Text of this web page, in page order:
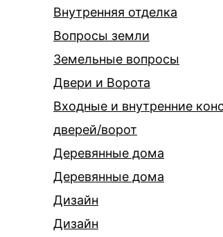
Внутренняя отделка
Вопросы земли
Земельные вопросы
Двери и Ворота
Входные и внутренние
дверей/ворот
Деревянные дома
Деревянные дома
Дизайн
Дизайн